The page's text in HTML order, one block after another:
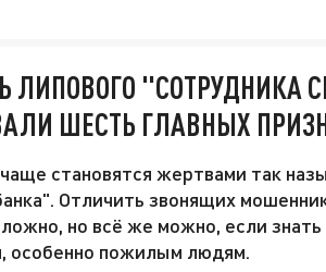
ЛИПОВОГО "СОТРУДНИКА
ШЕСТЬ ГЛАВНЫХ
становятся жертвами так
Отличить звонящих
но всё же можно, если
особенно пожилым людям.